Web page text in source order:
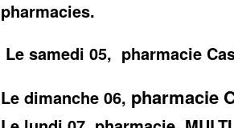
pharmacies.
Le samedi 05, pharmacie
Le dimanche 06, pharmacie